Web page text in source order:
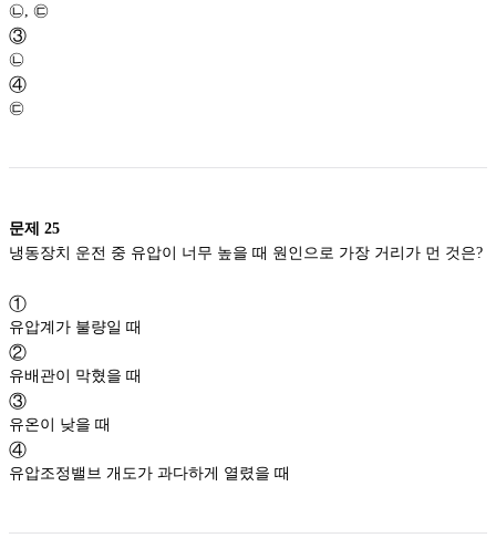
㉡, ㉢
③
㉡
④
㉢
문제 25
냉동장치 운전 중 유압이 너무 높을 때 원인으로 가장 거리가 먼 것은?
①
유압계가 불량일 때
②
유배관이 막혔을 때
③
유온이 낮을 때
④
유압조정밸브 개도가 과다하게 열렸을 때